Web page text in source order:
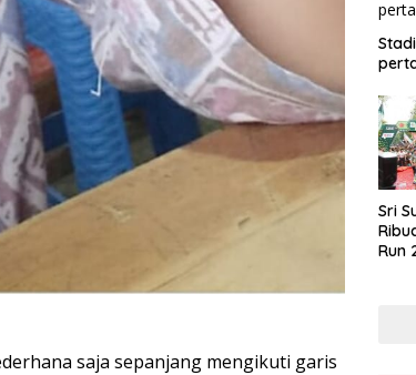
saja sepanjang mengikuti garis
Sri
Run